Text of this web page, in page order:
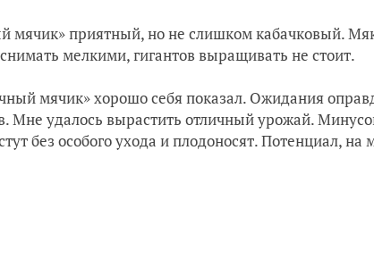
мячик» приятный, но не слишком кабачковый.
мелкими, гигантов выращивать не стоит.
мячик» хорошо себя показал. Ожидания
Мне удалось вырастить отличный урожай.
без особого ухода и плодоносят.Потенциал, на